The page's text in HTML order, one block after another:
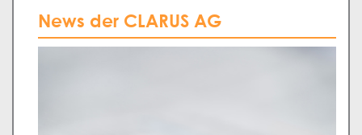
News der CLARUS AG